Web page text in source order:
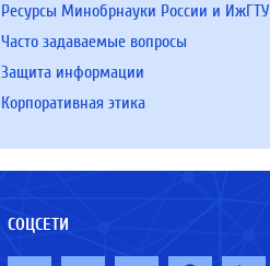
Ресурсы Минобрнауки России и ИжГТУ
Часто задаваемые вопросы
Защита информации
Корпоративная этика
СОЦСЕТИ